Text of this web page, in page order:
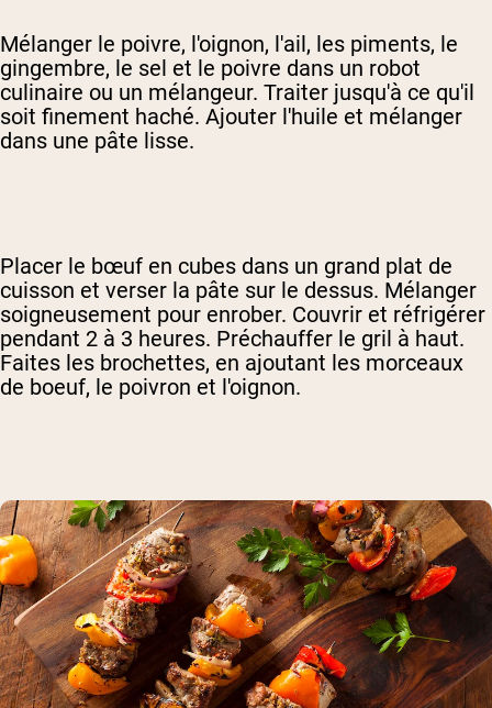
Mélanger le poivre, l'oignon, l'ail, les piments, le
gingembre, le sel et le poivre dans un robot
culinaire ou un mélangeur. Traiter jusqu'à ce qu'il
soit finement haché. Ajouter l'huile et mélanger
dans une pâte lisse.
Placer le bœuf en cubes dans un grand plat de
cuisson et verser la pâte sur le dessus. Mélanger
soigneusement pour enrober. Couvrir et réfrigérer
pendant 2 à 3 heures. Préchauffer le gril à haut.
Faites les brochettes, en ajoutant les morceaux
de boeuf, le poivron et l'oignon.